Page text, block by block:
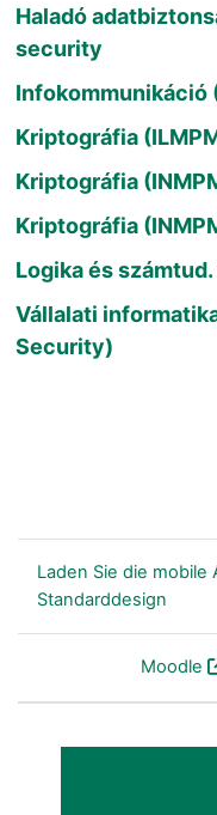
Haladó
security
Infokommunikáció
Kriptográfia
Kriptográfia
Kriptográfia
Logika és számtud.
Vállalati
Security)
Laden Sie die mobile
Standarddesign
Moodle